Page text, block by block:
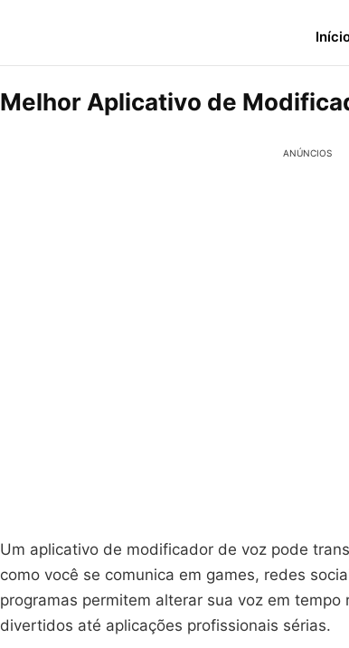
Melhor Aplicativo de
ANÚNCIOS
Um aplicativo de modificador de voz pode
como você se comunica em games, redes
programas permitem alterar sua voz em
divertidos até aplicações profissionais sérias.